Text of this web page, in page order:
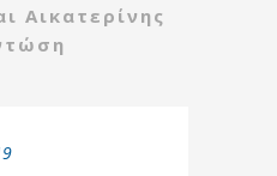
Αικατερίνης